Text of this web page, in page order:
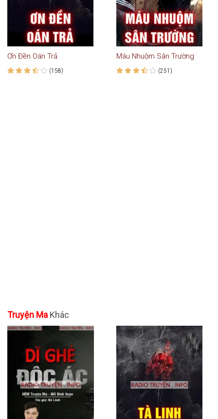
Ơn Đền Oán Trả
(158)
Máu Nhuộm Sân Trường
(251)
Truyện Ma Khác